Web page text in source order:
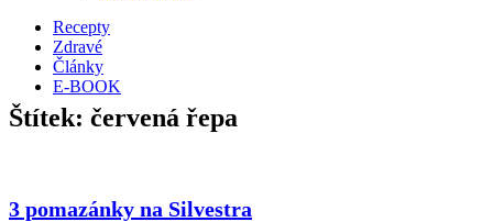
Recepty
Zdravé
Články
E-BOOK
Štítek: červená řepa
3 pomazánky na Silvestra